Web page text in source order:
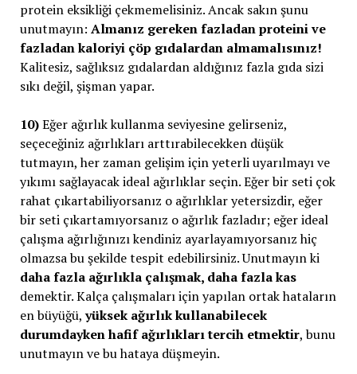
protein eksikliği çekmemelisiniz. Ancak sakın şunu
unutmayın: Almanız gereken fazladan proteini ve
fazladan kaloriyi çöp gıdalardan almamalısınız!
Kalitesiz, sağlıksız gıdalardan aldığınız fazla gıda sizi
sıkı değil, şişman yapar.
10)Eğer ağırlık kullanma seviyesine gelirseniz,
seçeceğiniz ağırlıkları arttırabilecekken düşük
tutmayın, her zaman gelişim için yeterli uyarılmayı ve
yıkımı sağlayacak ideal ağırlıklar seçin. Eğer bir seti çok
rahat çıkartabiliyorsanız o ağırlıklar yetersizdir, eğer
bir seti çıkartamıyorsanız o ağırlık fazladır; eğer ideal
çalışma ağırlığınızı kendiniz ayarlayamıyorsanız hiç
olmazsa bu şekilde tespit edebilirsiniz. Unutmayın ki
daha fazla ağırlıkla çalışmak, daha fazla kas
demektir. Kalça çalışmaları için yapılan ortak hataların
en büyüğü,yüksek ağırlık kullanabilecek
durumdayken hafif ağırlıkları tercih etmektir, bunu
unutmayın ve bu hataya düşmeyin.